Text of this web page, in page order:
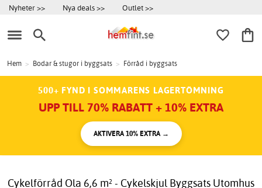
Nyheter >> Nya deals >> Outlet >>
Hem > Bodar & stugor i byggsats > Förråd i byggsats
500+ FYND I SOMMARENS LAGERTÖMNING
UPP TILL 70% RABATT + 10% EXTRA
AKTIVERA 10% EXTRA →
Cykelförråd Ola 6,6 m² - Cykelskjul Byggsats Utomhus